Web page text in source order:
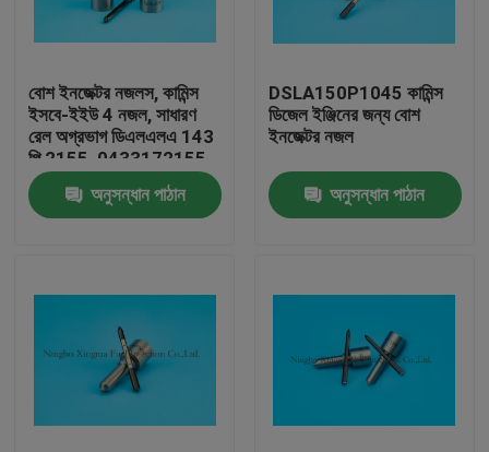
বোশ ইনজেক্টর নজলস, কামিন্স
ইসবে-ইইউ 4 নজল, সাধারণ
রেল অগ্রভাগ ডিএলএলএ 143
পি 2155, 0433172155,
0445120161
অনুসন্ধান পাঠান
DSLA150P1045 কামিন্স
ডিজেল ইঞ্জিনের জন্য বোশ
ইনজেক্টর নজল
অনুসন্ধান পাঠান